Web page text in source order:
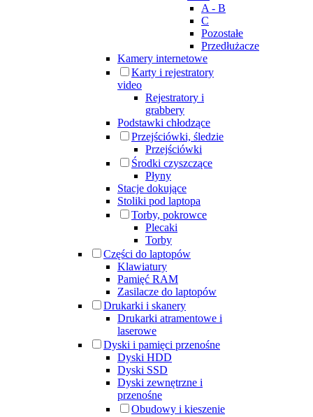
A - B
C
Pozostałe
Przedłużacze
Kamery internetowe
Karty i rejestratory
video
Rejestratory i
grabbery
Podstawki chłodzące
Przejściówki, śledzie
Przejściówki
Środki czyszczące
Płyny
Stacje dokujące
Stoliki pod laptopa
Torby, pokrowce
Plecaki
Torby
Części do laptopów
Klawiatury
Pamięć RAM
Zasilacze do laptopów
Drukarki i skanery
Drukarki atramentowe i
laserowe
Dyski i pamięci przenośne
Dyski HDD
Dyski SSD
Dyski zewnętrzne i
przenośne
Obudowy i kieszenie